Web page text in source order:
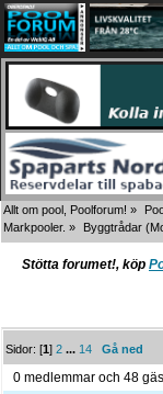
Allt om pool, Poolforum! »
Markpooler. » Byggtrådar
Stötta forumet!, köp
Sidor: [1]2 ... 14 Gå ned
0 medlemmar och 48